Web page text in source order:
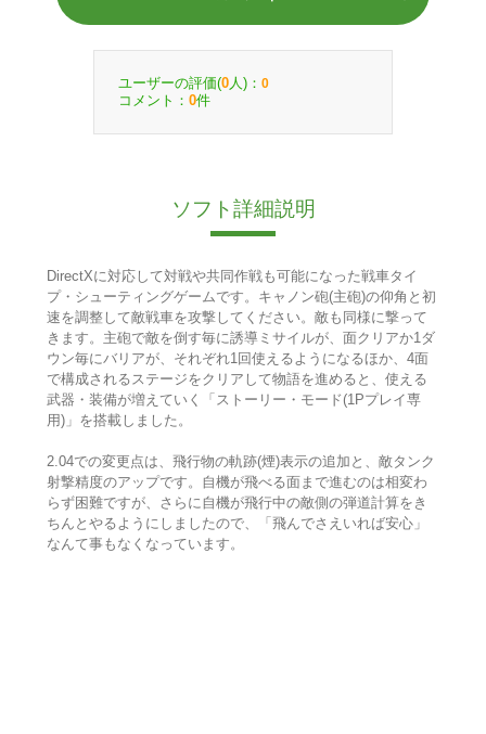
ユーザーの評価(0 人)： 0
コメント： 0件
ソフト詳細説明
DirectXに対応して対戦や共同作戦も可能になった戦車タイ
プ・シューティングゲームです。キャノン砲(主砲)の仰角と初
速を調整して敵戦車を攻撃してください。敵も同様に撃って
きます。主砲で敵を倒す毎に誘導ミサイルが、面クリアか1ダ
ウン毎にバリアが、それぞれ1回使えるようになるほか、4面
で構成されるステージをクリアして物語を進めると、使える
武器・装備が増えていく「ストーリー・モード(1Pプレイ専
用)」を搭載しました。
2.04での変更点は、飛行物の軌跡(煙)表示の追加と、敵タンク
射撃精度のアップです。自機が飛べる面まで進むのは相変わ
らず困難ですが、さらに自機が飛行中の敵側の弾道計算をき
ちんとやるようにしましたので、「飛んでさえいれば安心」
なんて事もなくなっています。